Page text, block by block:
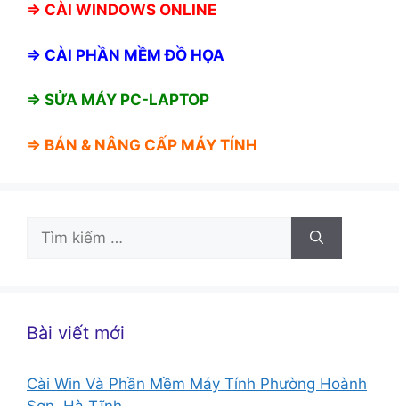
⇒ CÀI WINDOWS ONLINE
⇒ CÀI PHẦN MỀM ĐỒ HỌA
⇒ SỬA MÁY PC-LAPTOP
⇒ BÁN & NÂNG CẤP MÁY TÍNH
Tìm
kiếm
Bài viết mới
Cài Win Và Phần Mềm Máy Tính Phường Hoành